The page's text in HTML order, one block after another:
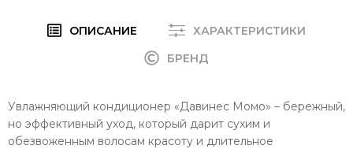
ОПИСАНИЕ
ХАРАКТЕРИСТИКИ
БРЕНД
Увлажняющий кондиционер «Давинес Момо» – бережный,
но эффективный уход, который дарит сухим и
обезвоженным волосам красоту и длительное